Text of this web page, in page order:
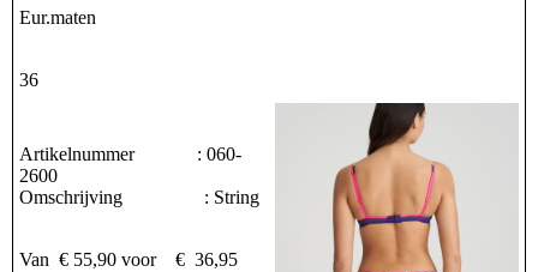
Eur.maten
36
Artikelnummer : 060-
2600
Omschrijving : String
Van € 55,90 voor € 36,95